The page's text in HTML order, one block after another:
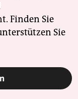
Finden Sie
Sie